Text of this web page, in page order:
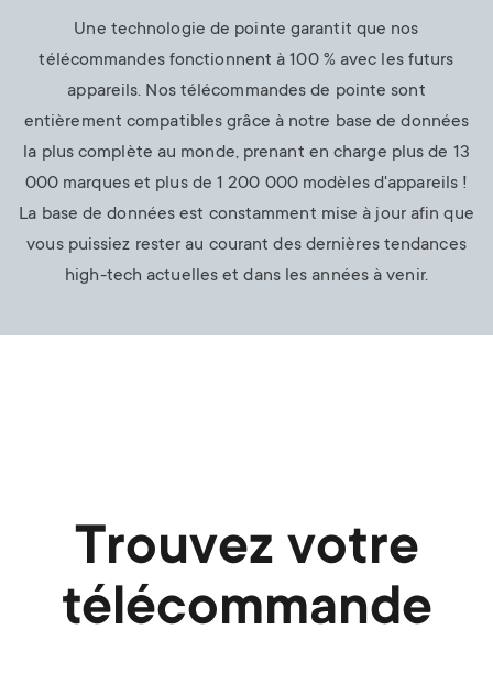
Une technologie de pointe garantit que nos
télécommandes fonctionnent à 100 % avec les futurs
appareils. Nos télécommandes de pointe sont
entièrement compatibles grâce à notre base de données
la plus complète au monde, prenant en charge plus de 13
000 marques et plus de 1 200 000 modèles d'appareils !
La base de données est constamment mise à jour afin que
vous puissiez rester au courant des dernières tendances
high-tech actuelles et dans les années à venir.
Trouvez votre
télécommande